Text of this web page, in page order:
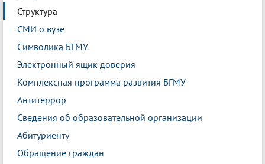
Структура
СМИ о вузе
Символика БГМУ
Электронный ящик доверия
Комплексная программа развития БГМУ
Антитеррор
Сведения об образовательной организации
Абитуриенту
Обращение граждан